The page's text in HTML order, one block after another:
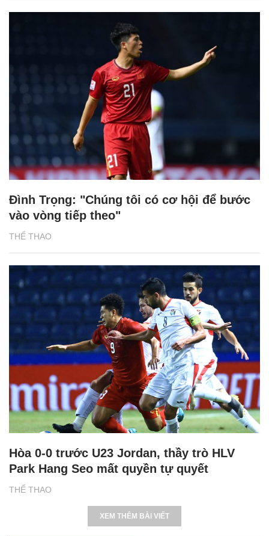
THỂ THAO
Đình Trọng: "Chúng tôi có cơ hội để bước
vào vòng tiếp theo"
THỂ THAO
Hòa 0-0 trước U23 Jordan, thầy trò HLV
Park Hang Seo mất quyền tự quyết
XEM THÊM BÀI VIẾT